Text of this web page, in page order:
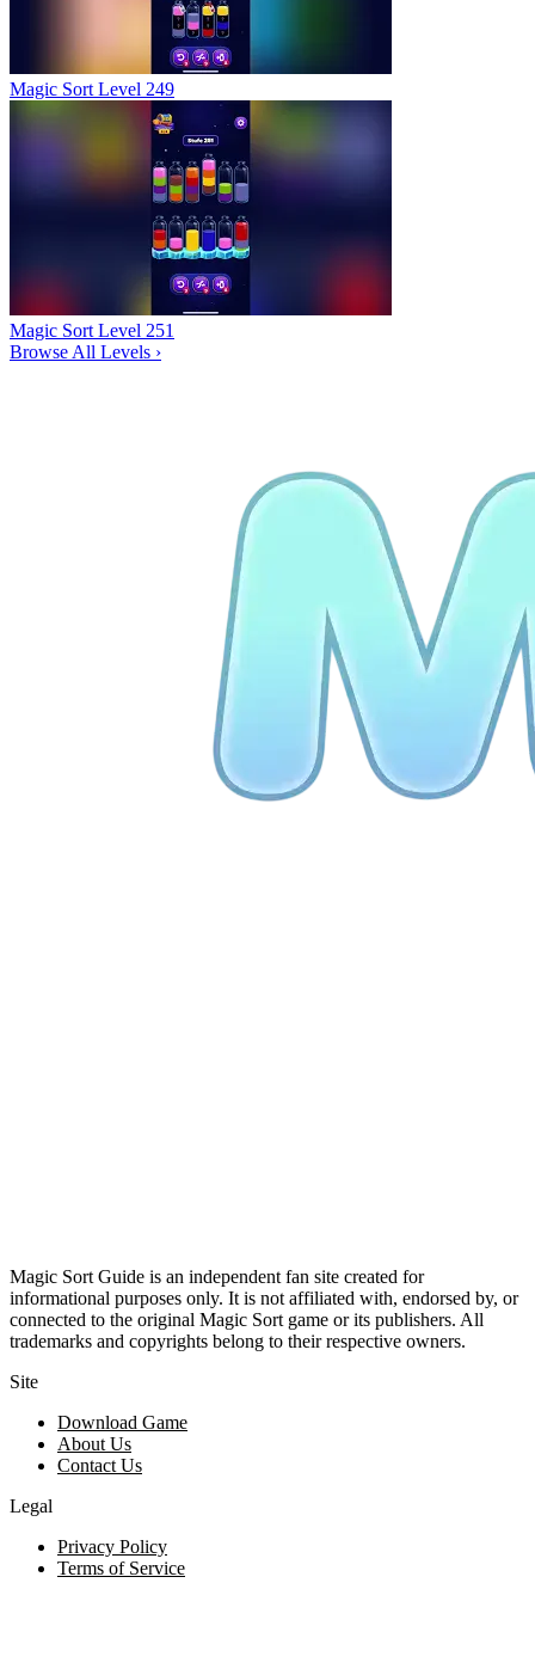
Magic Sort Level 249
Magic Sort Level 251
Browse All Levels ›
Magic Sort Guide is an independent fan site created for
informational purposes only. It is not affiliated with, endorsed by, or
connected to the original Magic Sort game or its publishers. All
trademarks and copyrights belong to their respective owners.
Site
Download Game
About Us
Contact Us
Legal
Privacy Policy
Terms of Service